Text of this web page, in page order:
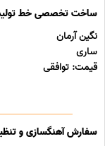
ساخت تخصصی خط
نگین آرمان
ساری
قیمت: توافقی
سفارش آهنگسازی و